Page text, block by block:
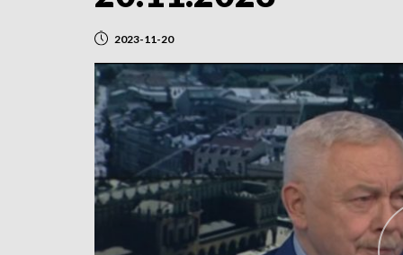
2023-11-20